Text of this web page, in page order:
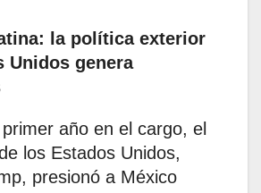
la política exterior
Unidos genera
año en el cargo, el
los Estados Unidos,
presionó a México